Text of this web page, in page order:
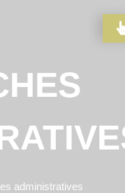
administratives